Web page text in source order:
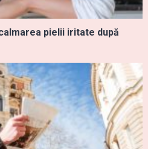
pielii iritate după